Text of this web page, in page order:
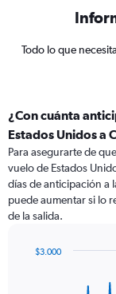
Todo lo que
¿Con cuánta
Estados Unidos a
Para asegurarte de
vuelo de Estados
días de anticipación a
puede aumentar si lo
de la salida.
$3.000